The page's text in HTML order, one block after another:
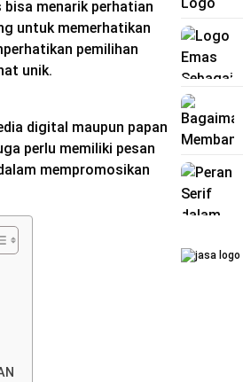
menarik perhatian
untuk memerhatikan
pemilihan
unik.
digital maupun papan
perlu memiliki pesan
mempromosikan